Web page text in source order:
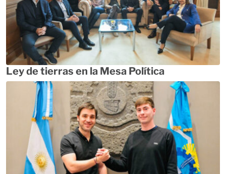
Ley de tierras en la Mesa Política